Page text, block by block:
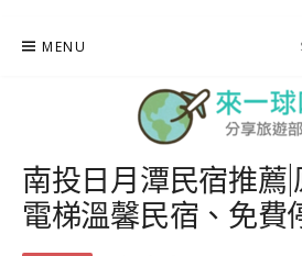
MENU
來一球叭噗
分享日本自助部落格
南投日月潭民宿推薦
電梯溫馨民宿、免費